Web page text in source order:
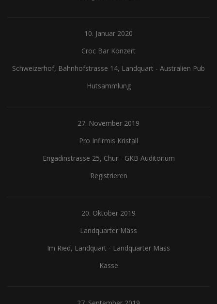
10. Januar 2020
Croc Bar Konzert
Schweizerhof, Bahnhofstrasse 14, Landquart - Australien Pub
Hutsammlung
27. November 2019
Pro Infirmis Kristall
Engadinstrasse 25, Chur- GKB Auditorium
Registrieren
20. Oktober 2019
Landquarter Mäss
Im Ried, Landquart - Landquarter Mäss
Kasse